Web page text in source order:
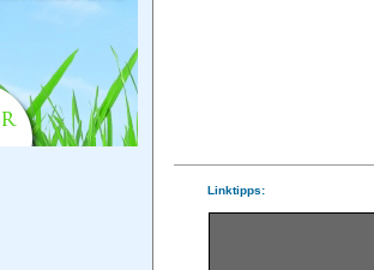
Linktipps: